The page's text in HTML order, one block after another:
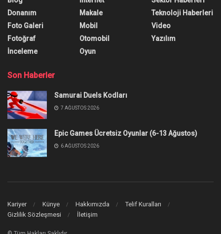
Donanım
Foto Galeri
Fotoğraf
İnceleme
Makale
Mobil
Otomobil
Oyun
Teknoloji Haberleri
Video
Yazılım
Son Haberler
Samurai Duels Kodları
7 AĞUSTOS 2026
Epic Games Ücretsiz Oyunlar (6-13 Ağustos)
6 AĞUSTOS 2026
Kariyer Künye Hakkımızda
Telif Kuralları
Gizlilik Sözleşmesi
İletişim